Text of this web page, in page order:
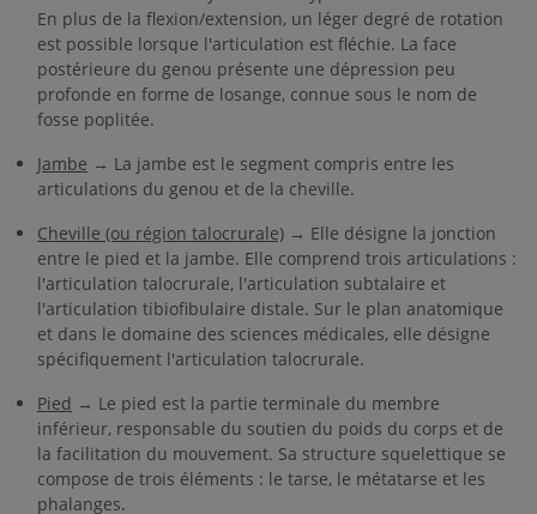
En plus de la flexion/extension, un léger degré de rotation
est possible lorsque l'articulation est fléchie. La face
postérieure du genou présente une dépression peu
profonde en forme de losange, connue sous le nom de
fosse poplitée.
Jambe → La jambe est le segment compris entre les
articulations du genou et de la cheville.
Cheville (ou région talocrurale) → Elle désigne la jonction
entre le pied et la jambe. Elle comprend trois articulations :
l'articulation talocrurale, l'articulation subtalaire et
l'articulation tibiofibulaire distale. Sur le plan anatomique
et dans le domaine des sciences médicales, elle désigne
spécifiquement l'articulation talocrurale.
Pied → Le pied est la partie terminale du membre
inférieur, responsable du soutien du poids du corps et de
la facilitation du mouvement. Sa structure squelettique se
compose de trois éléments : le tarse, le métatarse et les
phalanges.